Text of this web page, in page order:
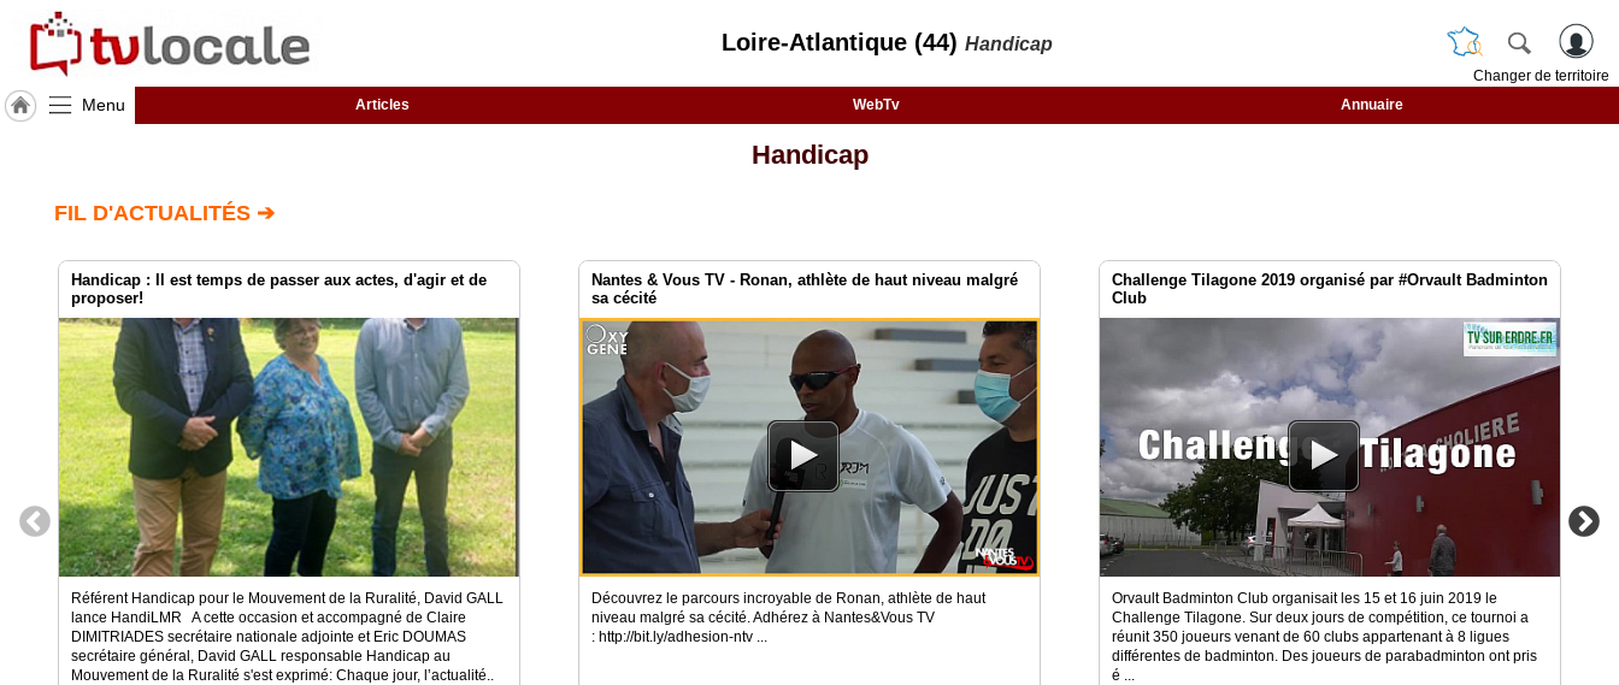
Loire-Atlantique (44) Handicap
Changer de territoire
Menu Articles WebTv Annuaire
Atlantique
RUBRIQUES
Agenda
Gazette
Handicap
FIL D'ACTUALITÉS ➔
Handicap : Il est temps de passer aux actes, d'agir et de
proposer!
Référent Handicap pour le Mouvement de la Ruralité, David GALL
lance HandiLMR A cette occasion et accompagné de Claire
DIMITRIADES secrétaire nationale adjointe et Eric DOUMAS
secrétaire général, David GALL responsable Handicap au
Mouvement de la Ruralité s'est exprimé: Chaque jour, l’actualité..
Nantes & Vous TV - Ronan, athlète de haut niveau malgré
sa cécité
Découvrez le parcours incroyable de Ronan, athlète de haut
niveau malgré sa cécité. Adhérez à Nantes&Vous TV
: http://bit.ly/adhesion-ntv ...
Challenge Tilagone 2019 organisé par #Orvault Badminton
Club
Orvault Badminton Club organisait les 15 et 16 juin 2019 le
Challenge Tilagone. Sur deux jours de compétition, ce tournoi a
réunit 350 joueurs venant de 60 clubs appartenant à 8 ligues
différentes de badminton. Des joueurs de parabadminton ont pris
é ...